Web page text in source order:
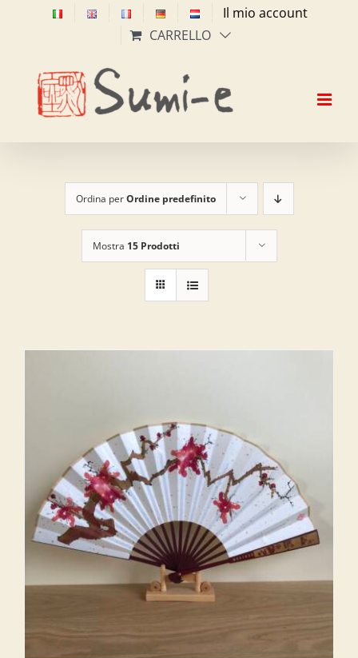
Il mio account
CARRELLO
Ordina perOrdine predefinito
Mostra 15 Prodotti